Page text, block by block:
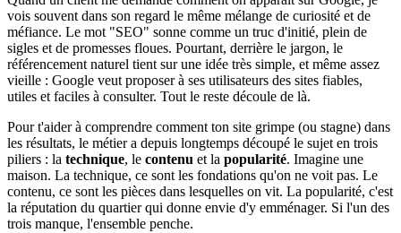
vois souvent dans son regard le même mélange de curiosité et de
méfiance. Le mot "SEO" sonne comme un truc d'initié, plein de
sigles et de promesses floues. Pourtant, derrière le jargon, le
référencement naturel tient sur une idée très simple, et même assez
vieille : Google veut proposer à ses utilisateurs des sites fiables,
utiles et faciles à consulter. Tout le reste découle de là.
Pour t'aider à comprendre comment ton site grimpe (ou stagne) dans
les résultats, le métier a depuis longtemps découpé le sujet en trois
piliers : la technique, le contenu et la popularité. Imagine une
maison. La technique, ce sont les fondations qu'on ne voit pas. Le
contenu, ce sont les pièces dans lesquelles on vit. La popularité, c'est
la réputation du quartier qui donne envie d'y emménager. Si l'un des
trois manque, l'ensemble penche.